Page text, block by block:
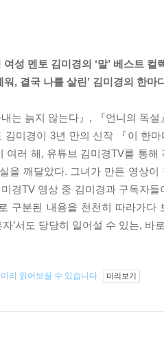
성 멘토 김미경의 ‘말’ 베스트 컬
워, 결국 나를 살린’ 김미경의 한마
내는 늙지 않는다』, 『언니의 독
김미경이 3년 만의 신작 『이 한마
여러 해, 유튜브 김미경TV를 통
을 깨달았다. 그녀가 만든 영상
경TV 영상 중 김미경과 구독자
구분된 내용을 천천히 따라가다
자’서도 당당히 일어설 수 있는,
리 읽어보실 수 있습니다. 미리보기